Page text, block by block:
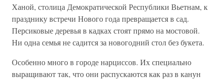
Ханой, столица Демократической Республики Вьетнам, к
празднику встречи Нового года превращается в сад.
Персиковые деревья в кадках стоят прямо на мостовой.
Ни одна семья не садится за новогодний стол без букета.
Особенно много в городе нарциссов. Их специально
выращивают так, что они распускаются как раз в канун